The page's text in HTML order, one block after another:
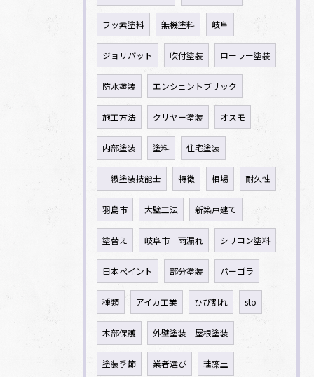
フッ素塗料 無機塗料 岐阜
ジョリパット 吹付塗装 ローラー塗装
防水塗装 エンシェントブリック
施工方法 クリヤー塗装 オスモ
内部塗装 塗料 住宅塗装
一級塗装技能士 特徴 相場 耐久性
羽島市 大壁工法 新築戸建て
塗替え 岐阜市 雨漏れ シリコン塗料
日本ペイント 部分塗装 パーゴラ
種類 アイカ工業 ひび割れ sto
木部保護 外壁塗装 屋根塗装
塗装季節 業者選び 珪藻土